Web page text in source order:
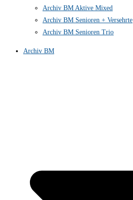
Archiv BM Aktive Mixed
Archiv BM Senioren + Versehrte
Archiv BM Senioren Trio
Archiv BM